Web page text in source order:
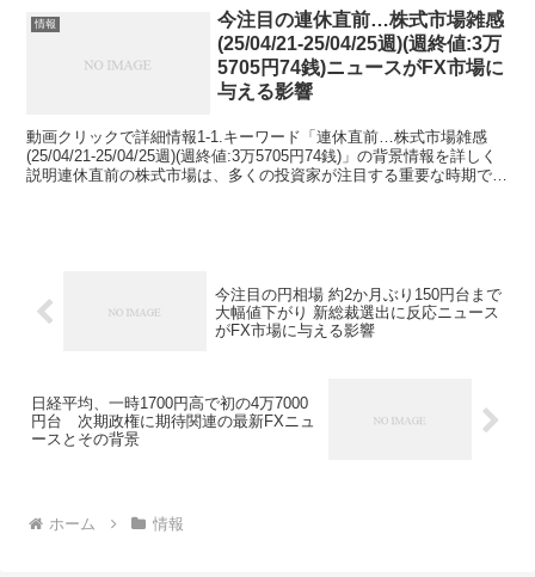
情報
今注目の連休直前…株式市場雑感
(25/04/21-25/04/25週)(週終値:3万
5705円74銭)ニュースがFX市場に
与える影響
動画クリックで詳細情報1-1.キーワード「連休直前…株式市場雑感
(25/04/21-25/04/25週)(週終値:3万5705円74銭)」の背景情報を詳しく
説明連休直前の株式市場は、多くの投資家が注目する重要な時期で
今注目の円相場 約2か月ぶり150円台まで
大幅値下がり 新総裁選出に反応ニュース
がFX市場に与える影響
日経平均、一時1700円高で初の4万7000
円台 次期政権に期待関連の最新FXニュ
ースとその背景
ホーム 情報